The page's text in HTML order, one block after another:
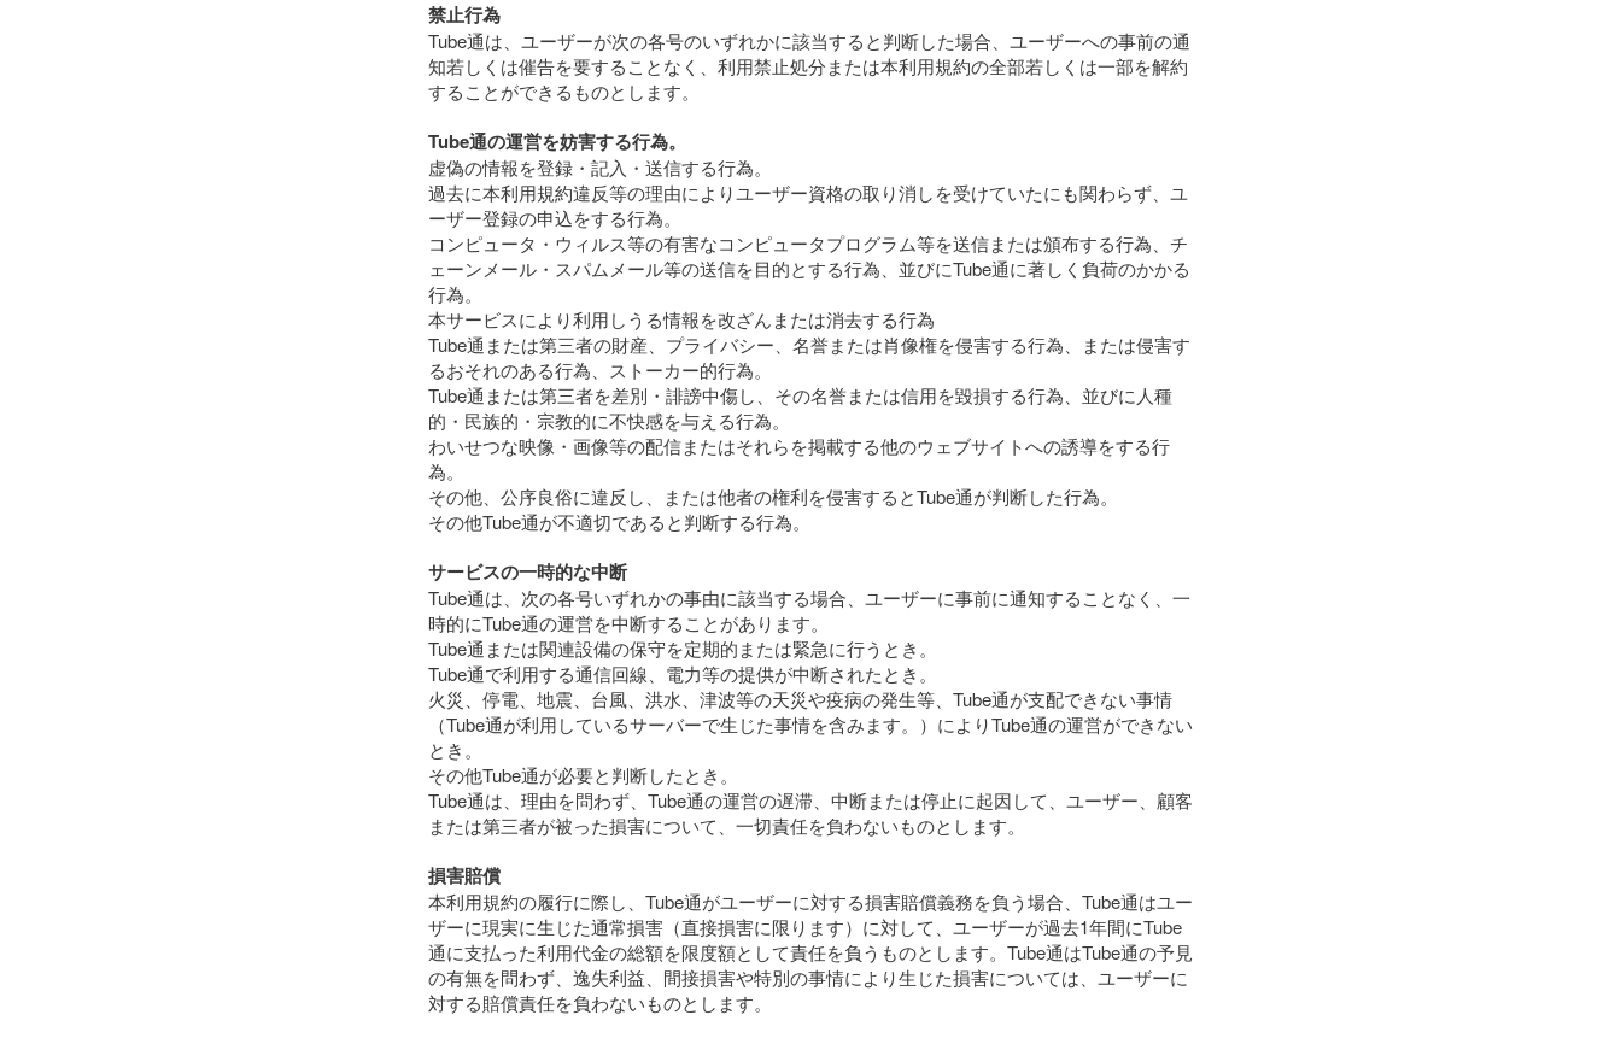
禁止行為
Tube通は、ユーザーが次の各号のいずれかに該当すると判断した場合、ユーザーへの事前の通
知若しくは催告を要することなく、利用禁止処分または本利用規約の全部若しくは一部を解約
することができるものとします。
Tube通の運営を妨害する行為。
虚偽の情報を登録・記入・送信する行為。
過去に本利用規約違反等の理由によりユーザー資格の取り消しを受けていたにも関わらず、ユ
ーザー登録の申込をする行為。
コンピュータ・ウィルス等の有害なコンピュータプログラム等を送信または頒布する行為、チ
ェーンメール・スパムメール等の送信を目的とする行為、並びにTube通に著しく負荷のかかる
行為。
本サービスにより利用しうる情報を改ざんまたは消去する行為
Tube通または第三者の財産、プライバシー、名誉または肖像権を侵害する行為、または侵害す
るおそれのある行為、ストーカー的行為。
Tube通または第三者を差別・誹謗中傷し、その名誉または信用を毀損する行為、並びに人種
的・民族的・宗教的に不快感を与える行為。
わいせつな映像・画像等の配信またはそれらを掲載する他のウェブサイトへの誘導をする行
為。
その他、公序良俗に違反し、または他者の権利を侵害するとTube通が判断した行為。
その他Tube通が不適切であると判断する行為。
サービスの一時的な中断
Tube通は、次の各号いずれかの事由に該当する場合、ユーザーに事前に通知することなく、一
時的にTube通の運営を中断することがあります。
Tube通または関連設備の保守を定期的または緊急に行うとき。
Tube通で利用する通信回線、電力等の提供が中断されたとき。
火災、停電、地震、台風、洪水、津波等の天災や疫病の発生等、Tube通が支配できない事情
（Tube通が利用しているサーバーで生じた事情を含みます。）によりTube通の運営ができない
とき。
その他Tube通が必要と判断したとき。
Tube通は、理由を問わず、Tube通の運営の遅滞、中断または停止に起因して、ユーザー、顧客
または第三者が被った損害について、一切責任を負わないものとします。
損害賠償
本利用規約の履行に際し、Tube通がユーザーに対する損害賠償義務を負う場合、Tube通はユー
ザーに現実に生じた通常損害（直接損害に限ります）に対して、ユーザーが過去1年間にTube
通に支払った利用代金の総額を限度額として責任を負うものとします。Tube通はTube通の予見
の有無を問わず、逸失利益、間接損害や特別の事情により生じた損害については、ユーザーに
対する賠償責任を負わないものとします。